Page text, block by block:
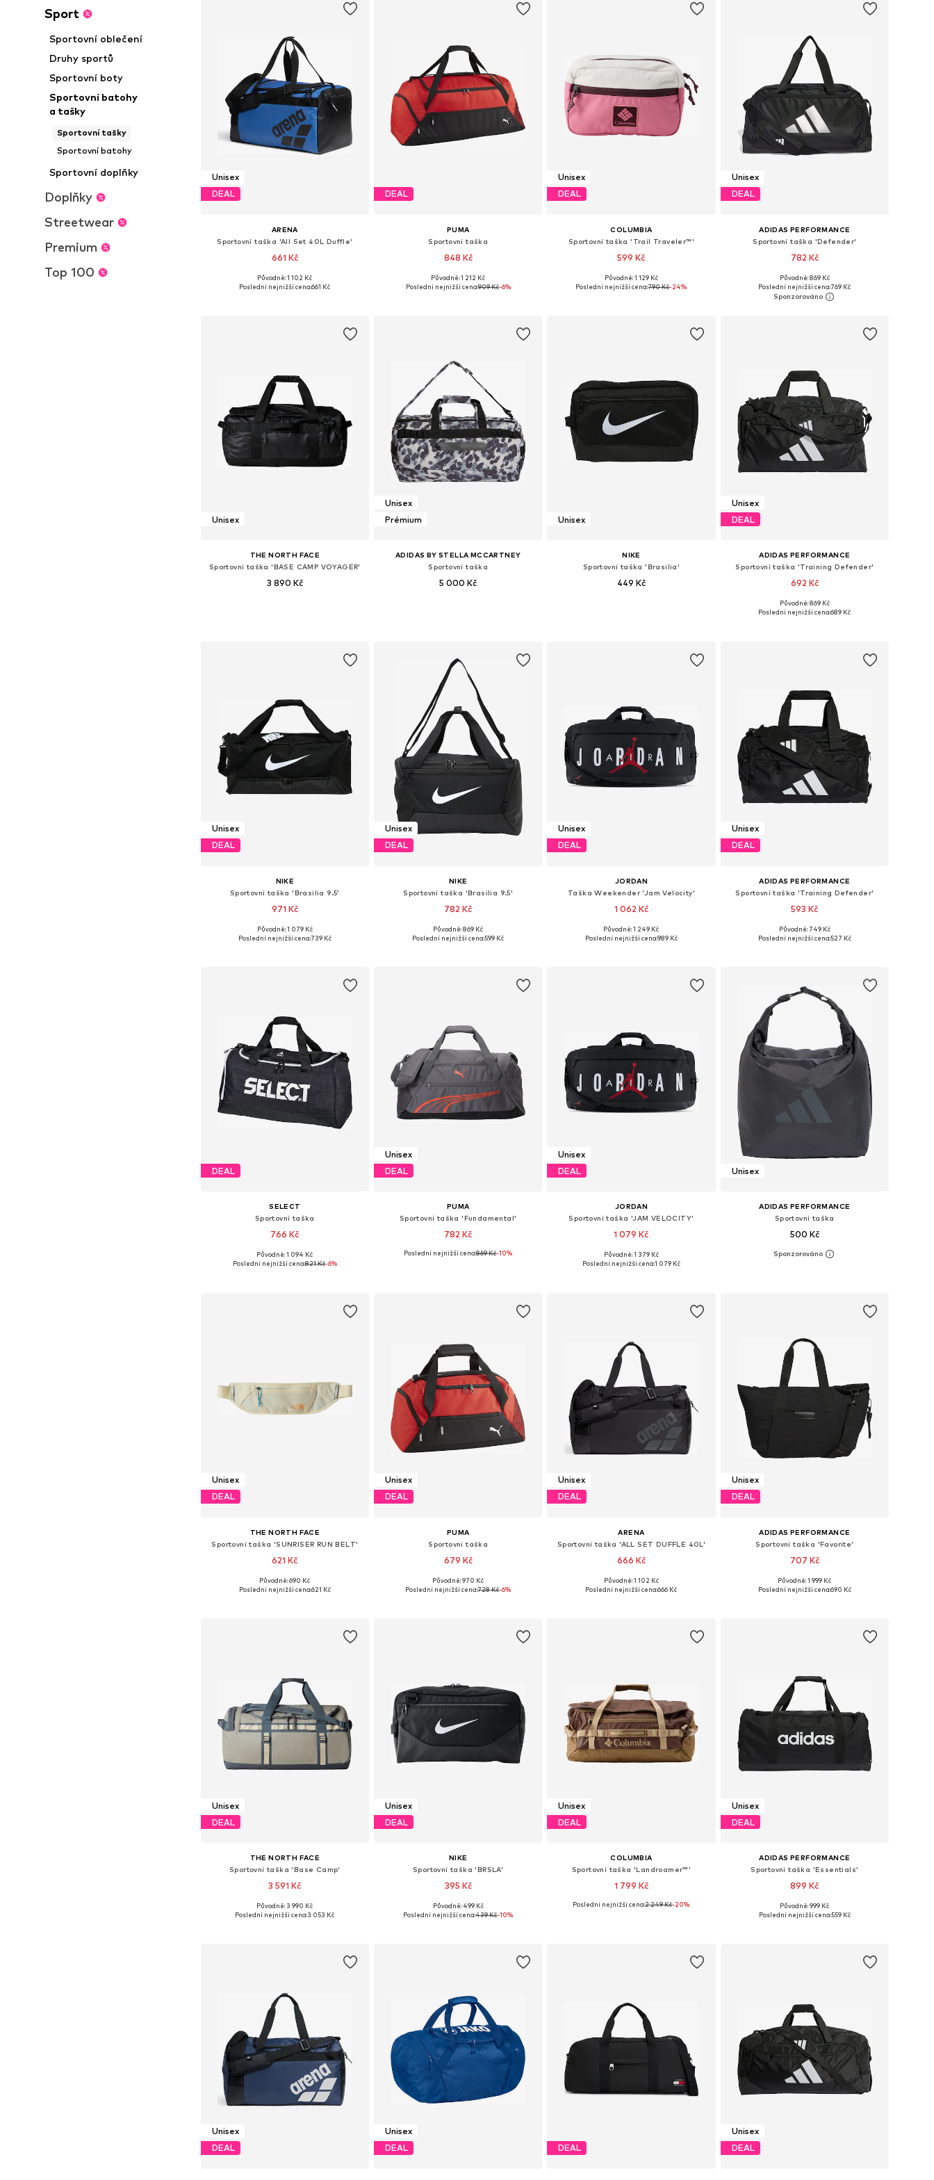
Sport
Sportovní oblečení
Druhy sportů
Sportovní boty
Sportovní batohy
a tašky
Sportovní tašky
Sportovní batohy
Sportovní doplňky
Doplňky
Streetwear
Premium
Top 100
Unisex
DEAL
ARENA
Sportovní taška 'All Set 40L Duffle'
661 Kč
Dostupné velikosti: One Size
Původně: 1 102 Kč
Poslední nejnižší cena:661 Kč
DEAL
PUMA
Sportovní taška
848 Kč
Dostupné velikosti: One Size
Původně: 1 212 Kč
Poslední nejnižší cena:909 Kč-6%
Unisex
DEAL
COLUMBIA
Sportovní taška 'Trail Traveler™'
599 Kč
Dostupné velikosti: One Size
Původně: 1 129 Kč
Poslední nejnižší cena:790 Kč-24%
Unisex
DEAL
ADIDAS PERFORMANCE
Sportovní taška 'Defender'
782 Kč
Dostupné velikosti: One Size
Přidat do košíku
Původně: 869 Kč
Poslední nejnižší cena:769 Kč
Unisex
THE NORTH FACE
Sportovní taška 'BASE CAMP VOYAGER'
3 890 Kč
Unisex
Prémium
ADIDAS BY STELLA MCCARTNEY
Sportovní taška
5 000 Kč
Unisex
NIKE
Sportovní taška 'Brasilia'
449 Kč
Unisex
DEAL
ADIDAS PERFORMANCE
Sportovní taška 'Training Defender'
692 Kč
Dostupné velikosti: One Size
Původně: 869 Kč
Poslední nejnižší cena:689 Kč
Unisex
DEAL
NIKE
Sportovní taška 'Brasilia 9.5'
971 Kč
Dostupné velikosti: One Size
Původně: 1 079 Kč
Poslední nejnižší cena:739 Kč
Unisex
DEAL
NIKE
Sportovní taška 'Brasilia 9.5'
782 Kč
Dostupné velikosti: One Size
Původně: 869 Kč
Poslední nejnižší cena:599 Kč
Unisex
DEAL
JORDAN
Taška Weekender 'Jam Velocity'
1 062 Kč
Dostupné velikosti: Jednotná velikost
Původně: 1 249 Kč
Poslední nejnižší cena:989 Kč
Unisex
DEAL
ADIDAS PERFORMANCE
Sportovní taška 'Training Defender'
593 Kč
Dostupné velikosti: One Size
Původně: 749 Kč
Poslední nejnižší cena:527 Kč
DEAL
SELECT
Sportovní taška
766 Kč
Dostupné velikosti: One Size
Původně: 1 094 Kč
Poslední nejnižší cena:821 Kč-6%
Unisex
DEAL
PUMA
Sportovní taška 'Fundamental'
782 Kč
Dostupné velikosti: One Size
Poslední nejnižší cena:869 Kč-10%
Unisex
DEAL
JORDAN
Sportovní taška 'JAM VELOCITY'
1 079 Kč
Dostupné velikosti: One Size
Původně: 1 379 Kč
Poslední nejnižší cena:1 079 Kč
Unisex
ADIDAS PERFORMANCE
Sportovní taška
500 Kč
Dostupné velikosti: One Size
Unisex
DEAL
THE NORTH FACE
Sportovní taška 'SUNRISER RUN BELT'
621 Kč
Dostupné velikosti: One Size
Původně: 690 Kč
Poslední nejnižší cena:621 Kč
Unisex
DEAL
PUMA
Sportovní taška
679 Kč
Dostupné velikosti: One Size
Původně: 970 Kč
Poslední nejnižší cena:728 Kč-6%
Unisex
DEAL
ARENA
Sportovní taška 'ALL SET DUFFLE 40L'
666 Kč
Dostupné velikosti: One Size
Původně: 1 102 Kč
Poslední nejnižší cena:666 Kč
Unisex
DEAL
ADIDAS PERFORMANCE
Sportovní taška 'Favorite'
707 Kč
Dostupné velikosti: One Size
Původně: 1 999 Kč
Poslední nejnižší cena:690 Kč
Unisex
DEAL
THE NORTH FACE
Sportovní taška 'Base Camp'
3 591 Kč
Dostupné velikosti: One Size
Původně: 3 990 Kč
Poslední nejnižší cena:3 053 Kč
Unisex
DEAL
NIKE
Sportovní taška 'BRSLA'
395 Kč
Dostupné velikosti: One Size
Původně: 499 Kč
Poslední nejnižší cena:439 Kč-10%
Unisex
DEAL
COLUMBIA
Sportovní taška 'Landroamer™'
1 799 Kč
Dostupné velikosti: One Size
Poslední nejnižší cena:2 249 Kč-20%
Unisex
DEAL
ADIDAS PERFORMANCE
Sportovní taška 'Essentials'
899 Kč
Dostupné velikosti: One Size
Původně: 999 Kč
Poslední nejnižší cena:559 Kč
Unisex
DEAL
Unisex
DEAL
DEAL
Unisex
DEAL